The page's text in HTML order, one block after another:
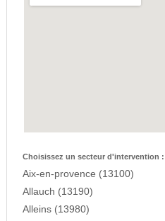
Choisissez un secteur d'intervention :
Aix-en-provence (13100)
Allauch (13190)
Alleins (13980)